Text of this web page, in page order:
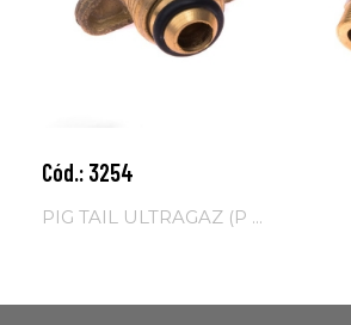
Cód.: 3254
PIG TAIL ULTRAGAZ (P ...
Adicionar ao carrinho